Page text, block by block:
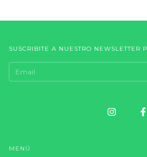
SUSCRIBITE A NUESTRO NEWSLETTER
MENÚ